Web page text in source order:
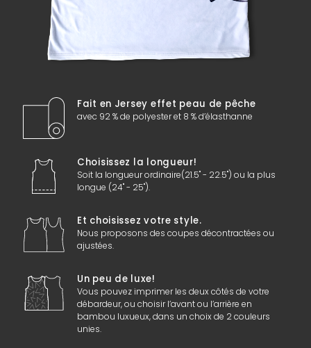
Fait en Jersey effet peau de pêche
avec 92 % de polyester et 8 % d’élasthanne
Choisissez la longueur!
Soit la longueur ordinaire(21.5" - 22.5") ou la plus
longue (24" - 25").
Et choisissez votre style.
Nous proposons des coupes décontractées ou
ajustées.
Un peu de luxe!
Vous pouvez imprimer les deux côtés de votre
débardeur, ou choisir l’avant ou l’arrière en
bambou luxueux, dans un choix de 2 couleurs
unies.